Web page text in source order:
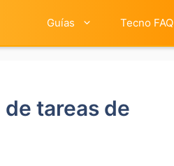
Guías Tecno FAQ
tareas de